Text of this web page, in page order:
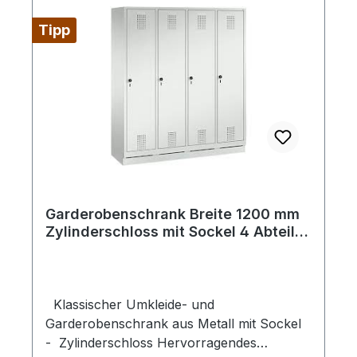
Tipp
Garderobenschrank Breite 1200 mm
Zylinderschloss mit Sockel 4 Abteile
Klassischer Umkleide- und
Garderobenschrank aus Metall mit Sockel
- Zylinderschloss Hervorragendes